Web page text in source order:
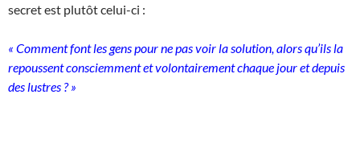
secret est plutôt celui-ci :
« Comment font les gens pour ne pas voir la solution, alors qu’ils la
repoussent consciemment et volontairement chaque jour et depuis
des lustres ? »